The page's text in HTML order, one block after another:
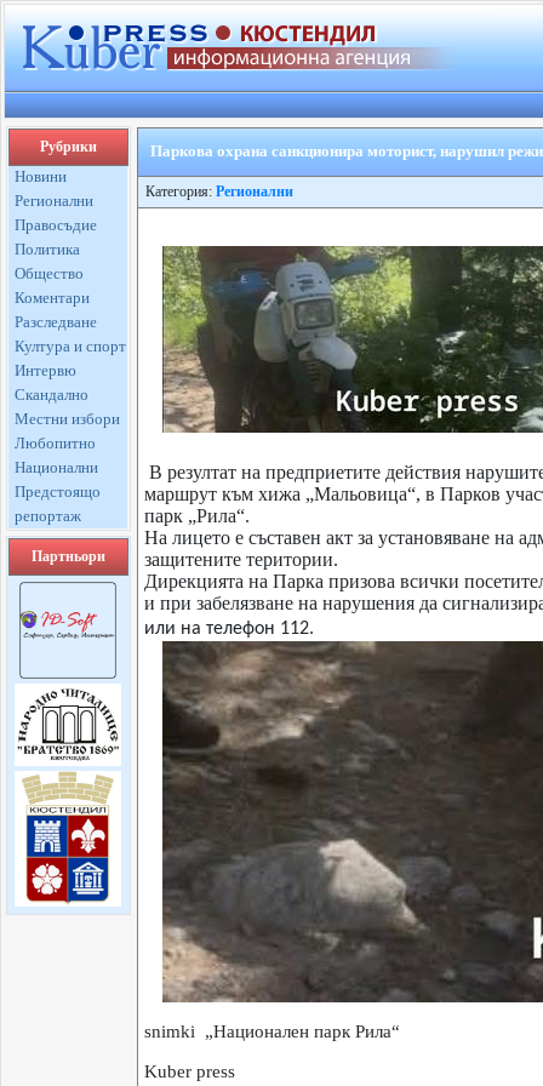
Рубрики
Новини
Регионални
Правосъдие
Политика
Общество
Коментари
Разследване
Култура и спорт
Интервю
Скандално
Местни избори
Любопитно
Национални
Предстоящо
репортаж
Партньори
Паркова охрана санкционира моторист, нарушил
Категория: Регионални
В резултат на предприетите действия
маршрут към хижа „Мальовица“, в Парков
парк „Рила“.
На лицето е съставен акт за установяване на
защитените територии.
Дирекцията на Парка призова всички
и при забелязване на нарушения да
или на телефон 112.
snimki „Национален парк Рила“
Kuber press